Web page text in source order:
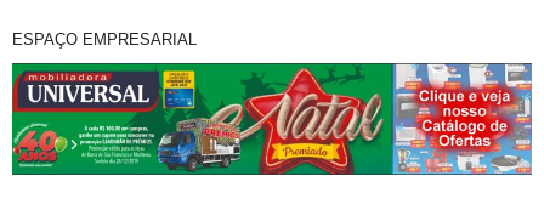
ESPAÇO EMPRESARIAL